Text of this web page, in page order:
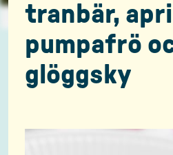
tranbär,
pumpafrö
glöggsky